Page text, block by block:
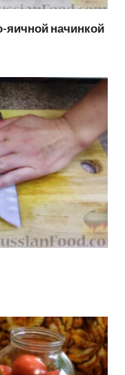
яичной начинкой